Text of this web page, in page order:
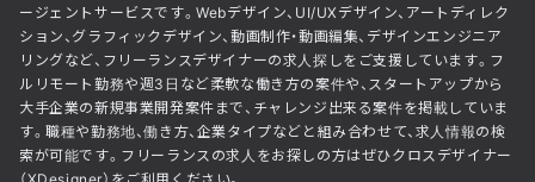
ージェントサービスです。Webデザイン、UI/UXデザイン、アートディレク
ション、グラフィックデザイン、動画制作・動画編集、デザインエンジニア
リングなど、フリーランスデザイナーの求人探しをご支援しています。フ
ルリモート勤務や週3日など柔軟な働き方の案件や、スタートアップから
大手企業の新規事業開発案件まで、チャレンジ出来る案件を掲載していま
す。職種や勤務地、働き方、企業タイプなどと組み合わせて、求人情報の検
索が可能です。フリーランスの求人をお探しの方はぜひクロスデザイナー